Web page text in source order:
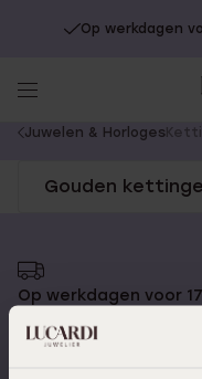
Op werkdagen
You
here:
Juwelen & Horloges
Gouden
Op werkdagen voor